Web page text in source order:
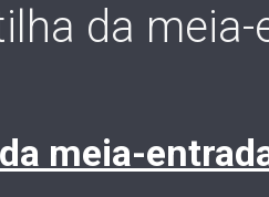
da meia-
meia-